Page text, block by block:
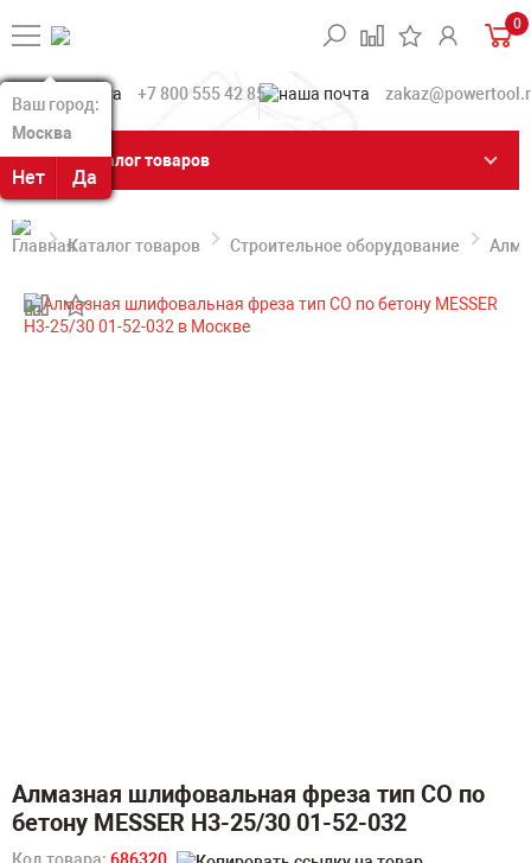
Ваш город:
Москва
Нет Да
Ваш город:
Москва
Нет Да
0
+7 800 555 42 85
Каталог товаров
Каталог товаров Строительное оборудование
Алмазная шлифовальная фреза тип СО по
бетону MESSER H3-25/30 01-52-032